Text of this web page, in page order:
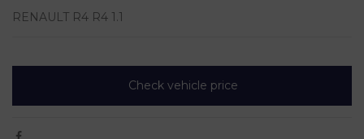
RENAULT R4 R4 1.1
Check vehicle price